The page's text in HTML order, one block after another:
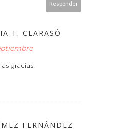
Responder
T. CLARASÓ
gracias!
FERNÁNDEZ